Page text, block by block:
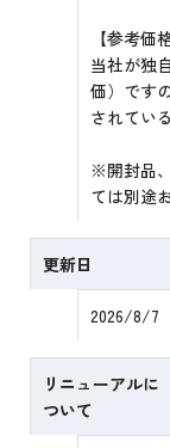
【参考価
当社が独
価）です
されてい
※開封品
ては別途
更新日
2026/8/7
リニューアルに
ついて